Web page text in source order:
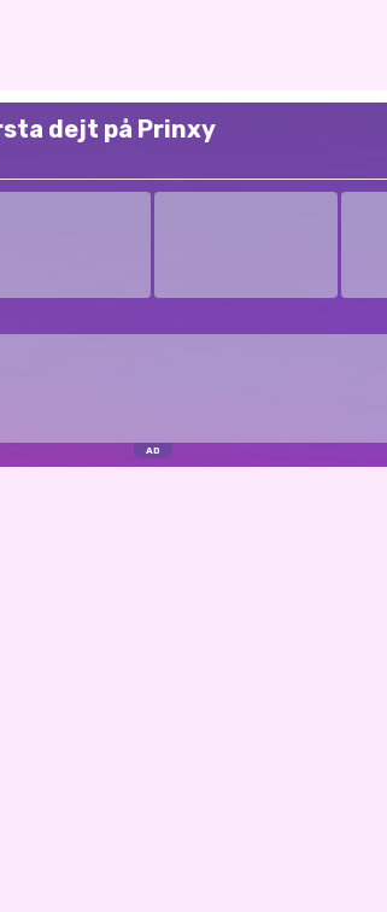
dejt på Prinxy